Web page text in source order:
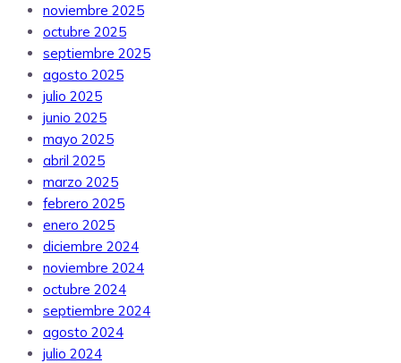
noviembre 2025
octubre 2025
septiembre 2025
agosto 2025
julio 2025
junio 2025
mayo 2025
abril 2025
marzo 2025
febrero 2025
enero 2025
diciembre 2024
noviembre 2024
octubre 2024
septiembre 2024
agosto 2024
julio 2024